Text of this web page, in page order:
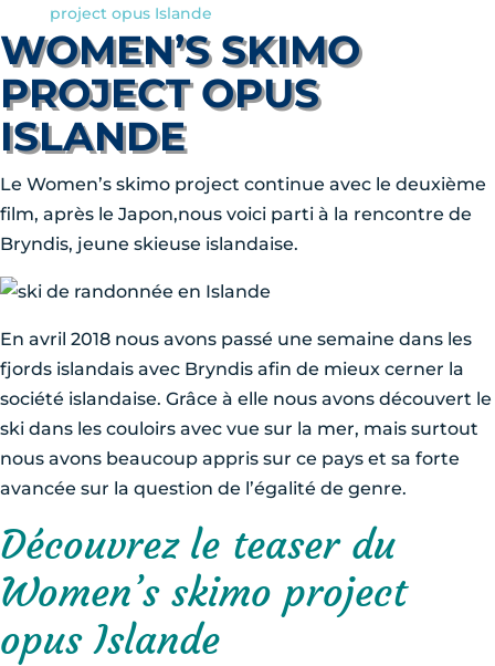
project opus Islande
WOMEN’S SKIMO
PROJECT OPUS
ISLANDE
Le Women’s skimo project continue avec le deuxième
film, après le Japon,nous voici parti à la rencontre de
Bryndis, jeune skieuse islandaise.
En avril 2018 nous avons passé une semaine dans les
fjords islandais avec Bryndis afin de mieux cerner la
société islandaise. Grâce à elle nous avons découvert le
ski dans les couloirs avec vue sur la mer, mais surtout
nous avons beaucoup appris sur ce pays et sa forte
avancée sur la question de l’égalité de genre.
Découvrez le teaser du
Women’s skimo project
opus Islande